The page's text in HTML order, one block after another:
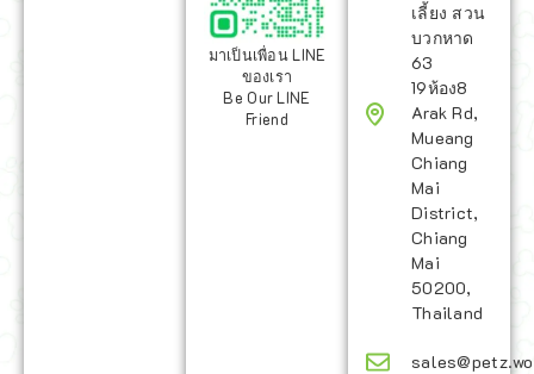
มาเป็นเพื่อน LINE
ของเรา
Be Our LINE
Friend
เลี้ยง สวน
บวกหาด
63
19ห้อง8
Arak Rd,
Mueang
Chiang
Mai
District,
Chiang
Mai
50200,
Thailand